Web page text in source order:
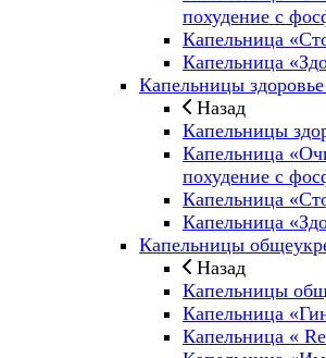
похудение с
Капельница
Капельница
Капельницы
Назад
Капельницы
Капельница
похудение с
Капельница
Капельница
Капельницы
Назад
Капельницы
Капельница
Капельница «